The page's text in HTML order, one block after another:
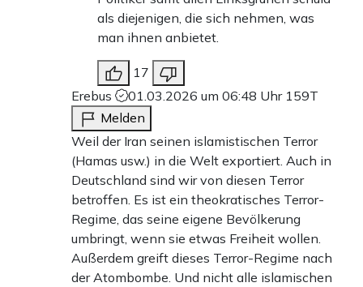
als diejenigen, die sich nehmen, was
man ihnen anbietet.
17
Erebus
01.03.2026 um 06:48 Uhr 159T
Melden
Weil der Iran seinen islamistischen Terror
(Hamas usw.) in die Welt exportiert. Auch in
Deutschland sind wir von diesen Terror
betroffen. Es ist ein theokratisches Terror-
Regime, das seine eigene Bevölkerung
umbringt, wenn sie etwas Freiheit wollen.
Außerdem greift dieses Terror-Regime nach
der Atombombe. Und nicht alle islamischen